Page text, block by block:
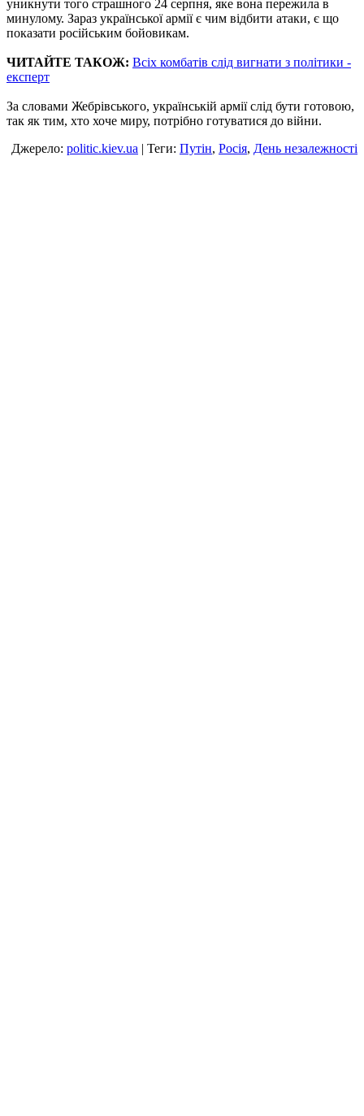
уникнути того страшного 24 серпня, яке вона пережила в
минулому. Зараз української армії є чим відбити атаки, є що
показати російським бойовикам.
ЧИТАЙТЕ ТАКОЖ: Всіх комбатів слід вигнати з політики -
експерт
За словами Жебрівського, українській армії слід бути готовою,
так як тим, хто хоче миру, потрібно готуватися до війни.
Джерело: politic.kiev.ua | Теги: Путін, Росія, День незалежності